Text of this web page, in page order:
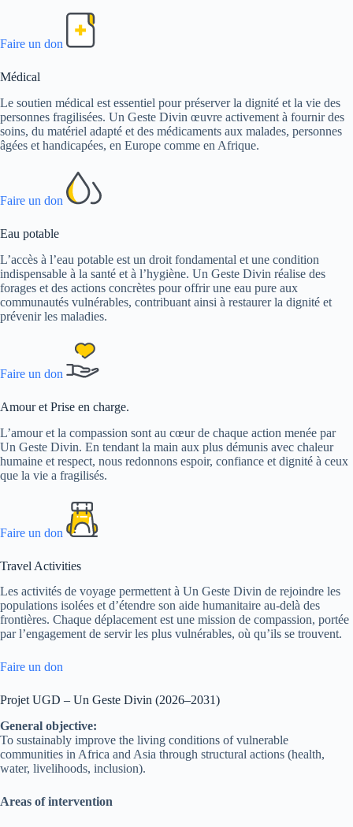
Faire un don
Médical
Le soutien médical est essentiel pour préserver la dignité et la vie des
personnes fragilisées. Un Geste Divin œuvre activement à fournir des
soins, du matériel adapté et des médicaments aux malades, personnes
âgées et handicapées, en Europe comme en Afrique.
Faire un don
Eau potable
L’accès à l’eau potable est un droit fondamental et une condition
indispensable à la santé et à l’hygiène. Un Geste Divin réalise des
forages et des actions concrètes pour offrir une eau pure aux
communautés vulnérables, contribuant ainsi à restaurer la dignité et
prévenir les maladies.
Faire un don
Amour et Prise en charge.
L’amour et la compassion sont au cœur de chaque action menée par
Un Geste Divin. En tendant la main aux plus démunis avec chaleur
humaine et respect, nous redonnons espoir, confiance et dignité à ceux
que la vie a fragilisés.
Faire un don
Travel Activities
Les activités de voyage permettent à Un Geste Divin de rejoindre les
populations isolées et d’étendre son aide humanitaire au-delà des
frontières. Chaque déplacement est une mission de compassion, portée
par l’engagement de servir les plus vulnérables, où qu’ils se trouvent.
Faire un don
Projet UGD – Un Geste Divin (2026–2031)
General objective:
To sustainably improve the living conditions of vulnerable
communities in Africa and Asia through structural actions (health,
water, livelihoods, inclusion).
Areas of intervention